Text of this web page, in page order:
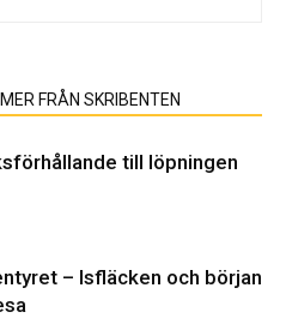
MER FRÅN SKRIBENTEN
till löpningen
– Isfläcken och början